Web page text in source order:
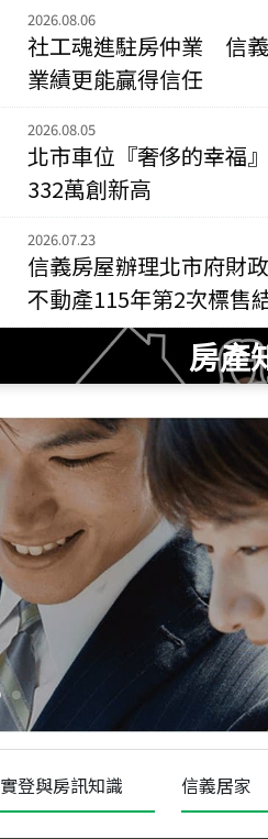
新北市永和區環河西路
115年07月 成交
央央
115年
小西華
115年07月 成交
捷豹
台北市中山區長春路
115年07月 成交
十泉十美
台北市北投區光明路
年 07 月 成交
四維天廈
新竹市新竹市四維路
115 月 成交
菁英典藏
新竹市新竹市慈祥路
2026.08.06
社工魂進駐房仲業 信
業績更能贏得信任
2026.08.05
北市車位『奢侈的幸福
332萬創新高
2026.07.23
信義房屋辦理北市府財
不動產115年第2次標售
房產
實登與房訊知識 信義居家